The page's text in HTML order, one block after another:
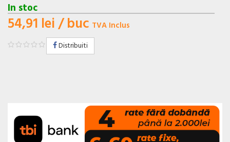
In stoc
54,91 lei/ buc TVA Inclus
Distribuiti